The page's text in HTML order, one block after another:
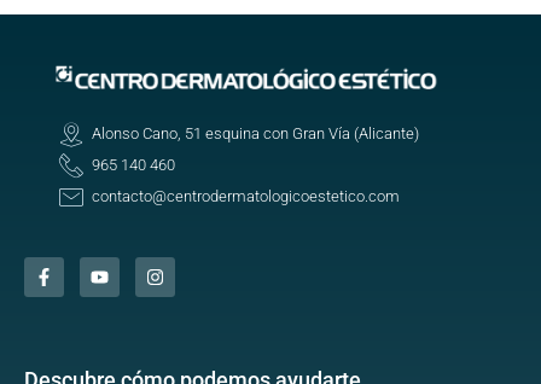
Alonso Cano, 51 esquina con Gran Vía (Alicante)
965 140 460
contacto@centrodermatologicoestetico.com